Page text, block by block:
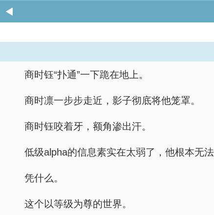
商时钰“扑通”一下跪在地上。
商时凛一步步走近，影子彻底将他笼罩。
商时钰咬着牙，额角渗出汗。
低级alpha的信息素实在太弱了，他根本无法
凭什么。
这个以等级为尊的世界。